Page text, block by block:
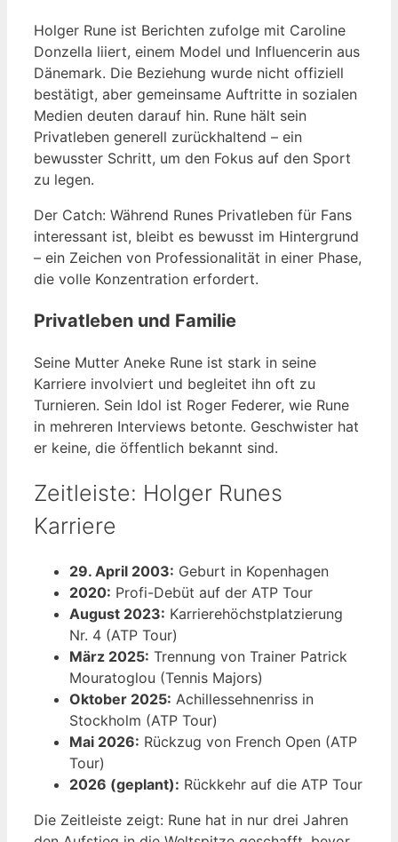
Holger Rune ist Berichten zufolge mit Caroline
Donzella liiert, einem Model und Influencerin aus
Dänemark. Die Beziehung wurde nicht offiziell
bestätigt, aber gemeinsame Auftritte in sozialen
Medien deuten darauf hin. Rune hält sein
Privatleben generell zurückhaltend – ein
bewusster Schritt, um den Fokus auf den Sport
zu legen.
Der Catch: Während Runes Privatleben für Fans
interessant ist, bleibt es bewusst im Hintergrund
– ein Zeichen von Professionalität in einer Phase,
die volle Konzentration erfordert.
Privatleben und Familie
Seine Mutter Aneke Rune ist stark in seine
Karriere involviert und begleitet ihn oft zu
Turnieren. Sein Idol ist Roger Federer, wie Rune
in mehreren Interviews betonte. Geschwister hat
er keine, die öffentlich bekannt sind.
Zeitleiste: Holger Runes
Karriere
29. April 2003: Geburt in Kopenhagen
2020: Profi-Debüt auf der ATP Tour
August 2023: Karrierehöchstplatzierung
Nr. 4 (ATP Tour)
März 2025: Trennung von Trainer Patrick
Mouratoglou (Tennis Majors)
Oktober 2025: Achillessehnenriss in
Stockholm (ATP Tour)
Mai 2026: Rückzug von French Open (ATP
Tour)
2026 (geplant): Rückkehr auf die ATP Tour
Die Zeitleiste zeigt: Rune hat in nur drei Jahren